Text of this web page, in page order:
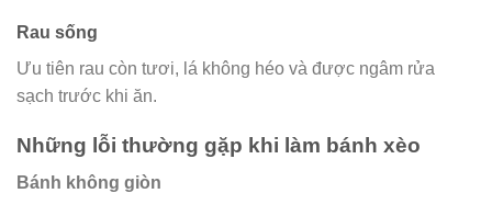
Rau sống
Ưu tiên rau còn tươi, lá không héo và được ngâm rửa
sạch trước khi ăn.
Những lỗi thường gặp khi làm bánh xèo
Bánh không giòn